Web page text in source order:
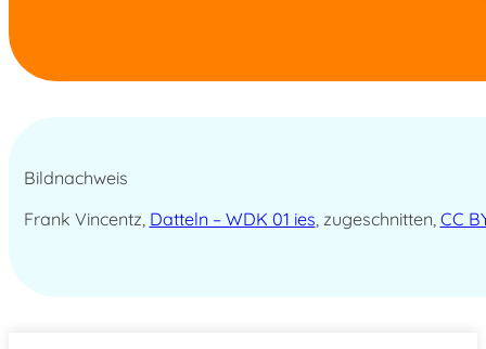
Bildnachweis
Frank Vincentz, Datteln – WDK 01 ies , zugeschnitten, CC